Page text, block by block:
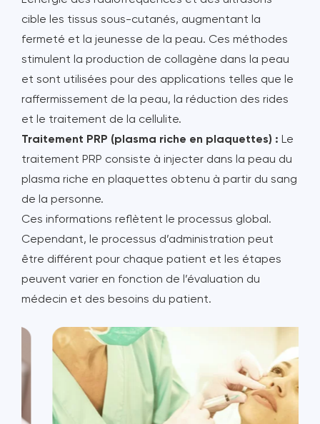
cible les tissus sous-cutanés, augmentant la
fermeté et la jeunesse de la peau. Ces méthodes
stimulent la production de collagène dans la peau
et sont utilisées pour des applications telles que le
raffermissement de la peau, la réduction des rides
et le traitement de la cellulite.
Traitement PRP (plasma riche en plaquettes) : Le
traitement PRP consiste à injecter dans la peau du
plasma riche en plaquettes obtenu à partir du sang
de la personne.
Ces informations reflètent le processus global.
Cependant, le processus d’administration peut
être différent pour chaque patient et les étapes
peuvent varier en fonction de l’évaluation du
médecin et des besoins du patient.